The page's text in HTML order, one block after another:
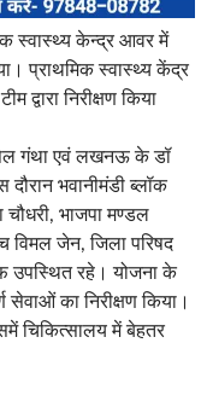
स्वास्थ्य केन्द्र आवर में
प्राथमिक स्वास्थ्य केंद्र
निरीक्षण किया
गंथा एवं लखनऊ के डॉ
भवानीमंडी ब्लॉक
चौधरी, भाजपा मण्डल
विमल जेन, जिला परिषद
उपस्थित रहे। योजना के
सेवाओं का निरीक्षण किया।
चिकित्सालय में बेहतर